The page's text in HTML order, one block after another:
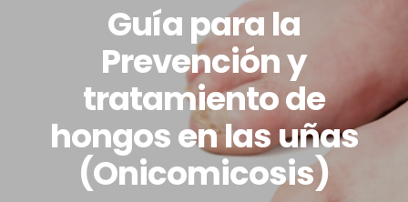
Guía para la
Prevención y
tratamiento de
hongos en las uñas
(Onicomicosis)